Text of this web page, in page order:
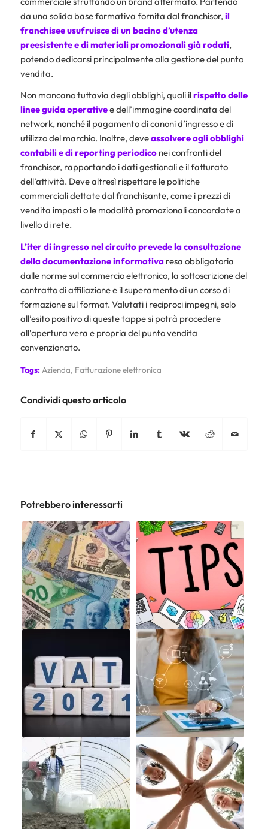
da una solida base formativa fornita dal franchisor, il
franchisee usufruisce di un bacino d’utenza
preesistente e di materiali promozionali già rodati,
potendo dedicarsi principalmente alla gestione del punto
vendita.
Non mancano tuttavia degli obblighi, quali ilrispetto delle
linee guida operativee dell’immagine coordinata del
network, nonché il pagamento di canoni d’ingresso e di
utilizzo del marchio. Inoltre, deveassolvere agli obblighi
contabili e di reporting periodiconei confronti del
franchisor, rapportando i dati gestionali e il fatturato
dell’attività. Deve altresì rispettare le politiche
commerciali dettate dal franchisante, come i prezzi di
vendita imposti o le modalità promozionali concordate a
livello di rete.
L’iter di ingresso nel circuito prevede la consultazione
della documentazione informativaresa obbligatoria
dalle norme sul commercio elettronico, la sottoscrizione del
contratto di affiliazione e il superamento di un corso di
formazione sul format. Valutati i reciproci impegni, solo
all’esito positivo di queste tappe si potrà procedere
all’apertura vera e propria del punto vendita
convenzionato.
Tags:Azienda, Fatturazione elettronica
Condividi questo articolo
Potrebbero interessarti